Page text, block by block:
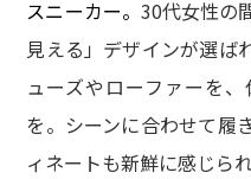
スニーカー。 30代女性の
見える」デザインが選ば
ューズやローファーを
を。シーンに合わせて履
ィネートも新鮮に感じられ